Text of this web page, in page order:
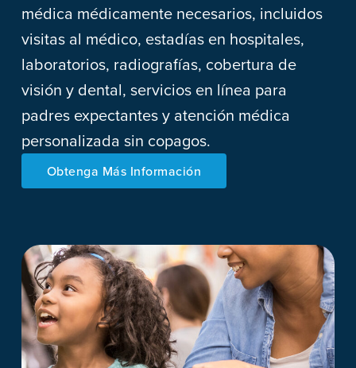
médica médicamente necesarios, incluidos
visitas al médico, estadías en hospitales,
laboratorios, radiografías, cobertura de
visión y dental, servicios en línea para
padres expectantes y atención médica
personalizada sin copagos.
Obtenga Más Información